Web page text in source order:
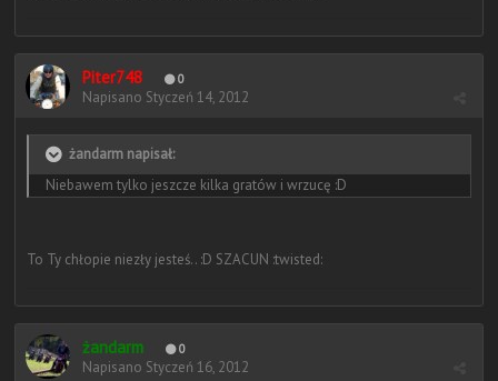
Piter748 0
Napisano Styczeń 14, 2012
żandarm napisał:
Niebawem tylko jeszcze kilka gratów i wrzucę :D
To Ty chłopie niezły jesteś.. :D SZACUN :twisted:
żandarm 0
Napisano Styczeń 16, 2012